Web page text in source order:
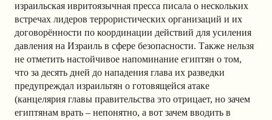
израильская ивритоязычная пресса писала о нескольких
встречах лидеров террористических организаций и их
договорённости по координации действий для усиления
давления на Израиль в сфере безопасности. Также нельзя
не отметить настойчивое напоминание египтян о том,
что за десять дней до нападения глава их разведки
предупреждал израильтян о готовящейся атаке
(канцелярия главы правительства это отрицает, но зачем
египтянам врать – непонятно, а вот зачем вводить в